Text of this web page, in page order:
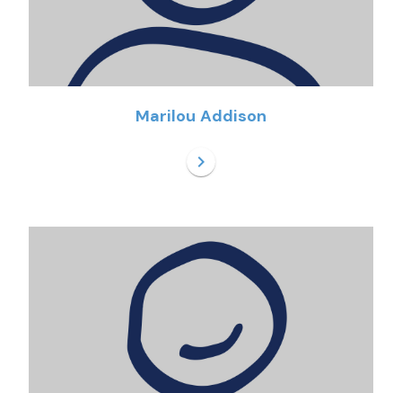
Marilou Addison
chevron_right